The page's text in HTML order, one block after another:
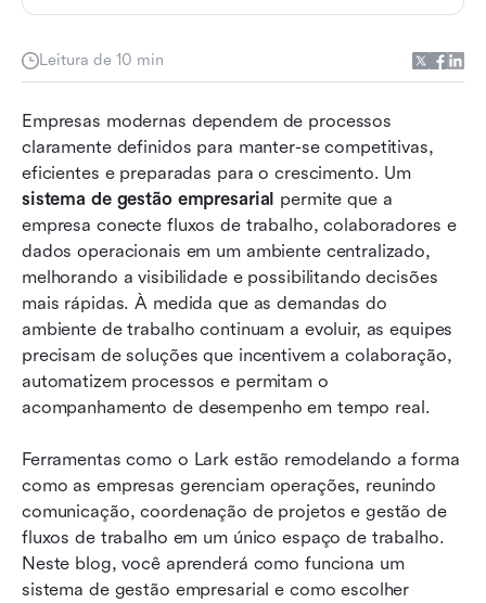
Leitura de 10 min
Empresas modernas dependem de processos
claramente definidos para manter-se competitivas,
sistema de gestão empresarial permite que a
empresa conecte fluxos de trabalho, colaboradores e
dados operacionais em um ambiente centralizado,
melhorando a visibilidade e possibilitando decisões
mais rápidas. À medida que as demandas do
ambiente de trabalho continuam a evoluir, as equipes
precisam de soluções que incentivem a colaboração,
automatizem processos e permitam o
acompanhamento de desempenho em tempo real.
Ferramentas como o Lark estão remodelando a forma
como as empresas gerenciam operações, reunindo
comunicação, coordenação de projetos e gestão de
fluxos de trabalho em um único espaço de trabalho.
Neste blog, você aprenderá como funciona um
sistema de gestão empresarial e como escolher
Como configurar um sistema de gestão
Prós e contras do software tradicional de
Conheça o Lark: um sistema de gestão
empresarial mais inteligente para equipes
modernas
Erros comuns que as empresas cometem ao
adotar sistemas de gestão
Conclusão
Perguntas frequentes
Leitura relacionada